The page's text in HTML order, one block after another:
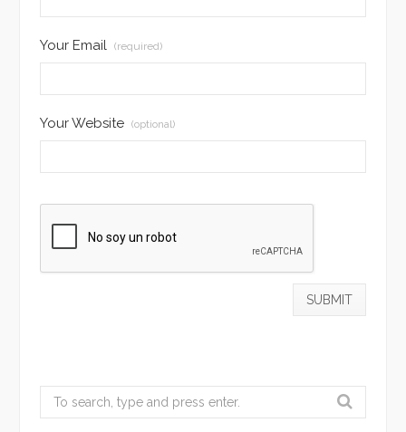
Your Email (required)
Your Website (optional)
Search
for: